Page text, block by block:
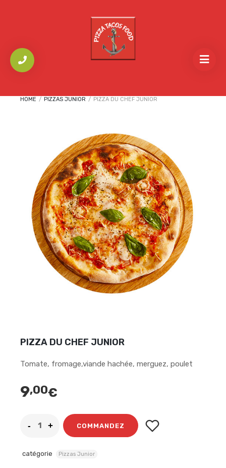
HOME / PIZZAS JUNIOR / PIZZA DU CHEF JUNIOR
PIZZA DU CHEF JUNIOR
Tomate, fromage,viande hachée, merguez, poulet
9,00€
COMMANDEZ
catégorie Pizzas Junior